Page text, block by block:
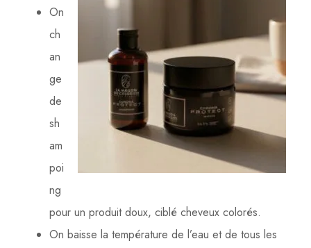
On
ch
an
ge
de
sh
am
poi
ng
pour un produit doux, ciblé cheveux colorés.
On baisse la température de l’eau et de tous les